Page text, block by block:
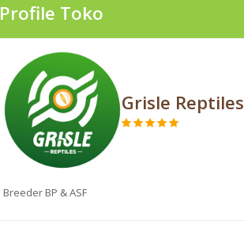
Profile Toko
Grisle Reptiles
Breeder BP & ASF